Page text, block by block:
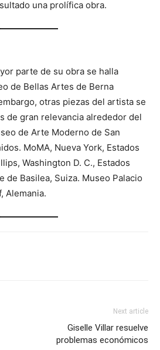
una prolífica obra.
parte de su obra se halla
de Bellas Artes de Berna
otras piezas del artista se
de gran relevancia alrededor del
de Arte Moderno de San
MoMA, Nueva York, Estados
Washington D. C., Estados
de Basilea, Suiza. Museo Palacio
Alemania.
Next article
Giselle Villar resuelve
problemas económicos